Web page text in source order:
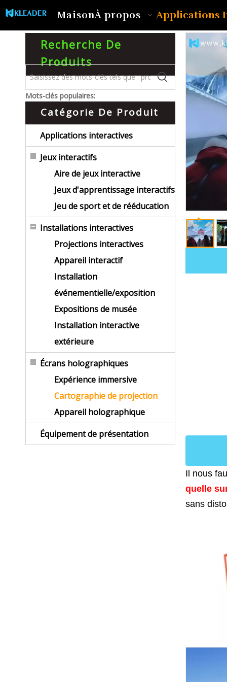
MaisonÀ propos Applications
Recherche De
Produits
Mots-clés populaires:
Catégorie De Produit
Applications interactives
Jeux interactifs
Aire de jeux interactive
Jeux d'apprentissage interactifs
Jeu de sport et de rééducation
Installations interactives
Projections interactives
Appareil interactif
Installation
événementielle/exposition
Expositions de musée
Installation interactive
extérieure
Écrans holographiques
Expérience immersive
Cartographie de projection
Appareil holographique
Équipement de présentation
Il nous
quelle
sans